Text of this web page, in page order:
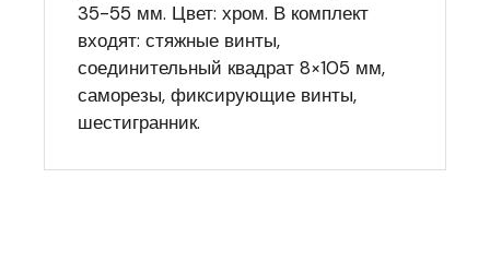
35-55 мм. Цвет: хром. В комплект
входят: стяжные винты,
соединительный квадрат 8×105 мм,
саморезы, фиксирующие винты,
шестигранник.